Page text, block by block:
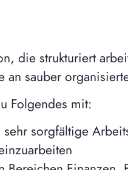
die strukturiert
an sauber
Folgendes mit:
sorgfältige